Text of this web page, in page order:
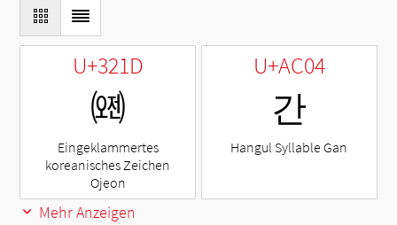
U+321D
㈝
Eingeklammertes
koreanisches Zeichen
Ojeon
U+AC04
간
Hangul Syllable Gan
Mehr Anzeigen